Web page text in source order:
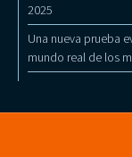
2025
Una nueva prueba
mundo real de los